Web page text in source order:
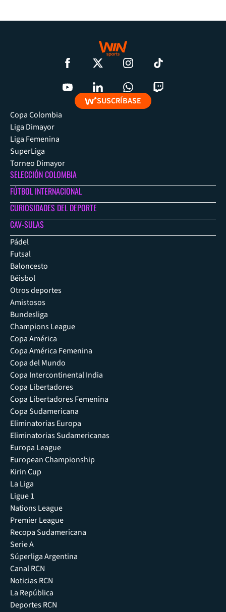
SUSCRÍBASE
Copa Colombia
Liga Dimayor
Liga Femenina
SuperLiga
Torneo Dimayor
SELECCIÓN COLOMBIA
FÚTBOL INTERNACIONAL
CURIOSIDADES DEL DEPORTE
CAV-SULAS
Pádel
Futsal
Baloncesto
Béisbol
Otros deportes
Amistosos
Bundesliga
Champions League
Copa América
Copa América Femenina
Copa del Mundo
Copa Intercontinental India
Copa Libertadores
Copa Libertadores Femenina
Copa Sudamericana
Eliminatorias Europa
Eliminatorias Sudamericanas
Europa League
European Championship
Kirin Cup
La Liga
Ligue 1
Nations League
Premier League
Recopa Sudamericana
Serie A
Súperliga Argentina
Canal RCN
Noticias RCN
La República
Deportes RCN